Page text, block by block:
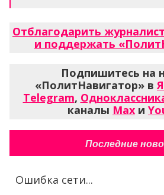
Отблагодарить
и поддержать
Подпишитесь на
«ПолитНавигатор» в
Telegram,
каналы Max и
Последние
Ошибка сети...